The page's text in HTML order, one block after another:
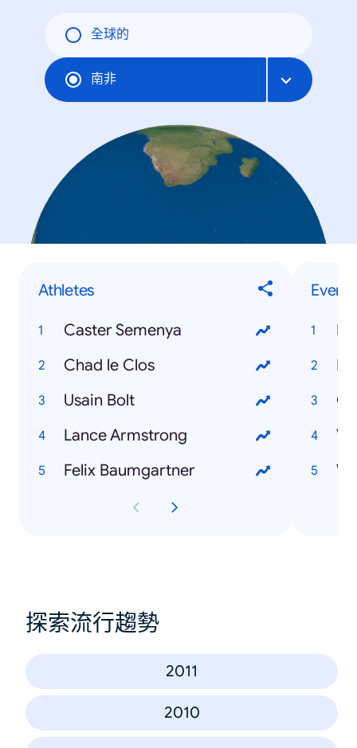
全球的
南非
Athletes
Caster Semenya
Chad le Clos
Usain Bolt
Lance Armstrong
Felix Baumgartner
Events
探索流行趨勢
2011
2010